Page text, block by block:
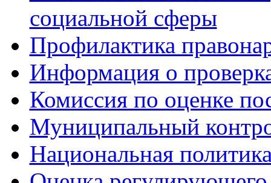
социальной сферы
Профилактика
Информация о
Комиссия по оценке
Муниципальный
Национальная